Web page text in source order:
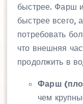
быстрее. Фарш
быстрее всего,
потребовать
что внешняя
продолжить в
Фарш
чем